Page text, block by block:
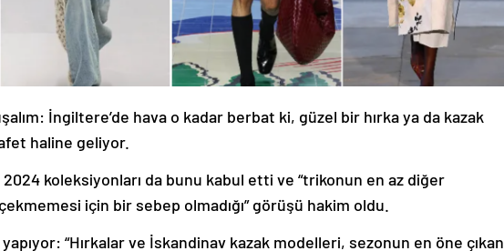
İngiltere’de hava o kadar berbat ki, güzel bir hırka ya da kazak
haline geliyor.
koleksiyonları da bunu kabul etti ve “trikonun en az diğer
için bir sebep olmadığı” görüşü hakim oldu.
“Hırkalar ve İskandinav kazak modelleri, sezonun en öne çıkan